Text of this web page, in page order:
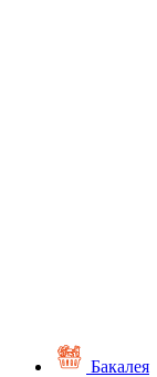
Бакалея